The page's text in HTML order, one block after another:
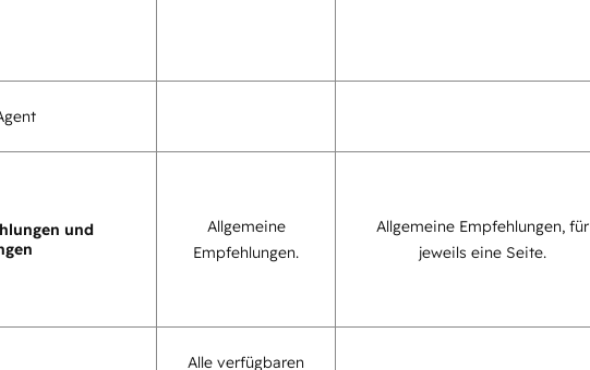
und
Allgemeine
Empfehlungen.
Allgemeine Empfehlungen, für
jeweils eine Seite.
Alle verfügbaren